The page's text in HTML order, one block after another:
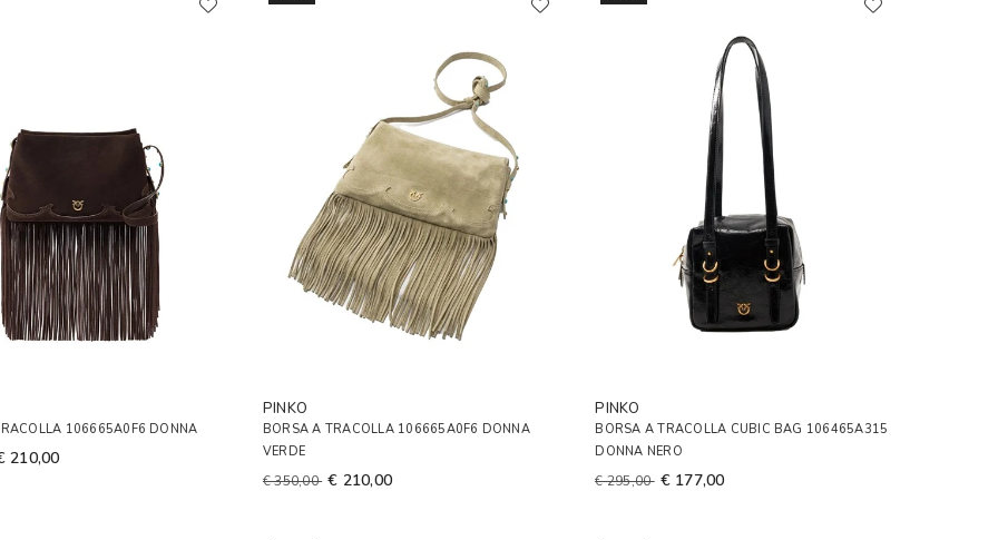
106665A0F6 DONNA
210,00
PINKO
BORSA A TRACOLLA 106665A0F6 DONNA
VERDE
€ 350,00 € 210,00
PINKO
BORSA A TRACOLLA CUBIC BAG 106465A315
DONNA NERO
€ 295,00 € 177,00